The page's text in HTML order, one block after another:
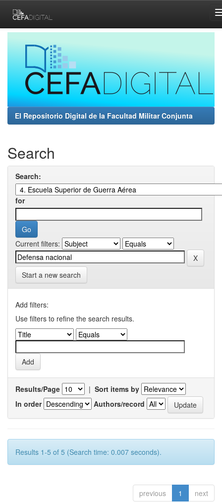
navigation
El Repositorio Digital de la Facultad Militar Conjunta
Search
Search:
for
Current filters:
Start a new search
Add filters:
Use filters to refine the search results.
Results/Page | Sort items by
In order
Authors/record
Results 1-5 of 5 (Search time: 0.007 seconds).
previous 1 next